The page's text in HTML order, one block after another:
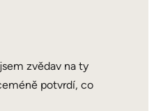
zvědav na ty
potvrdí, co